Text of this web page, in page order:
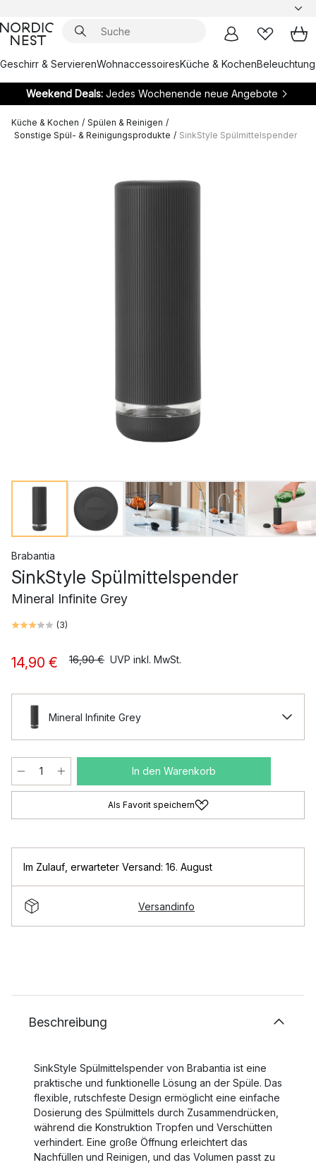
Geschirr & ServierenWohnaccessoiresKüche & KochenBeleuchtung
Weekend Deals:Jedes Wochenende neue Angebote
Küche & Kochen / Spülen & Reinigen /
Sonstige Spül- & Reinigungsprodukte / SinkStyle Spülmittelspender
Brabantia
SinkStyle Spülmittelspender
Mineral Infinite Grey
(3)
14,90 € 16,90 € UVP inkl. MwSt.
Mineral Infinite Grey
In den Warenkorb
Als Favorit speichern
Im Zulauf erwarteter Versand: 16. August
Versandinfo
Beschreibung
SinkStyle Spülmittelspender von Brabantia ist eine
praktische und funktionelle Lösung an der Spüle. Das
flexible, rutschfeste Design ermöglicht eine einfache
Dosierung des Spülmittels durch Zusammendrücken,
während die Konstruktion Tropfen und Verschütten
verhindert. Eine große Öffnung erleichtert das
Nachfüllen und Reinigen, und das Volumen passt zu